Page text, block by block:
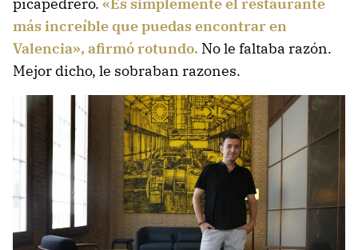
más increíble que puedas encontrar en
Valencia», afirmó rotundo. No le faltaba razón.
Mejor dicho, le sobraban razones.